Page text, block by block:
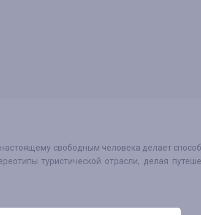
свободным человека делает
туристической отрасли, делая